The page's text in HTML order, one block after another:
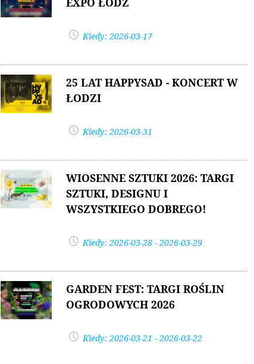
Kiedy: 2026-03-17
25 LAT HAPPYSAD - KONCERT W
ŁODZI
Kiedy: 2026-03-31
WIOSENNE SZTUKI 2026: TARGI
SZTUKI, DESIGNU I
WSZYSTKIEGO DOBREGO!
Kiedy: 2026-03-28 - 2026-03-29
GARDEN FEST: TARGI ROŚLIN
OGRODOWYCH 2026
Kiedy: 2026-03-21 - 2026-03-22